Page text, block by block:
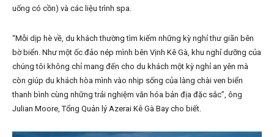
uống có cồn) và các liệu trình spa.
“Mỗi dịp hè về, du khách thường tìm kiếm những kỳ nghỉ thư giãn bên
bờ biển. Như một ốc đảo nép mình bên Vịnh Kê Gà, khu nghỉ dưỡng của
chúng tôi không chỉ mang đến cho du khách một kỳ nghỉ an yên mà
còn giúp du khách hòa mình vào nhịp sống của làng chài ven biển
thanh bình cùng những trải nghiệm văn hóa bản địa đặc sắc”, ông
Julian Moore, Tổng Quản lý Azerai Kê Gà Bay cho biết.